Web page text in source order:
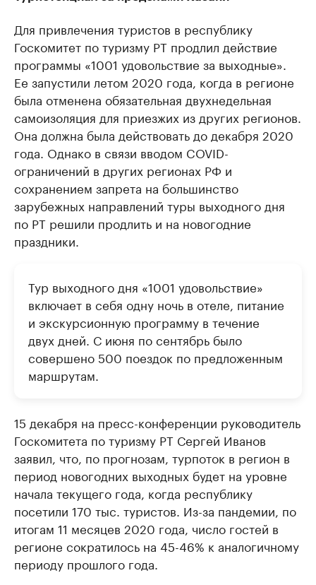
Для привлечения туристов в республику
Госкомитет по туризму РТ продлил действие
программы «1001 удовольствие за выходные».
Ее запустили летом 2020 года, когда в регионе
была отменена обязательная двухнедельная
самоизоляция для приезжих из других регионов.
Она должна была действовать до декабря 2020
года. Однако в связи вводом COVID-
ограничений в других регионах РФ и
сохранением запрета на большинство
зарубежных направлений туры выходного дня
по РТ решили продлить и на новогодние
праздники.
Тур выходного дня «1001 удовольствие»
включает в себя одну ночь в отеле, питание
и экскурсионную программу в течение
двух дней. С июня по сентябрь было
совершено 500 поездок по предложенным
маршрутам.
15 декабря на пресс-конференции руководитель
Госкомитета по туризму РТ Сергей Иванов
заявил, что, по прогнозам, турпоток в регион в
период новогодних выходных будет на уровне
начала текущего года, когда республику
посетили 170 тыс. туристов. Из-за пандемии, по
итогам 11 месяцев 2020 года, число гостей в
регионе сократилось на 45-46% к аналогичному
периоду прошлого года.